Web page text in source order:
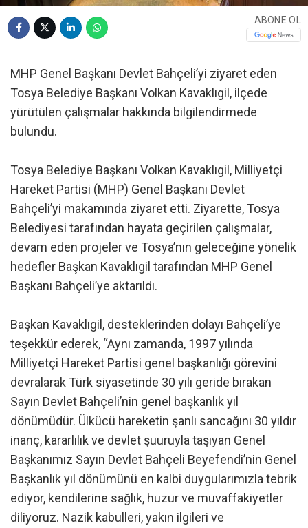
ABONE OL
MHP Genel Başkanı Devlet Bahçeli’yi ziyaret eden
Tosya Belediye Başkanı Volkan Kavaklıgil, ilçede
yürütülen çalışmalar hakkında bilgilendirmede
bulundu.
Tosya Belediye Başkanı Volkan Kavaklıgil, Milliyetçi
Hareket Partisi (MHP) Genel Başkanı Devlet
Bahçeli’yi makamında ziyaret etti. Ziyarette, Tosya
Belediyesi tarafından hayata geçirilen çalışmalar,
devam eden projeler ve Tosya’nın geleceğine yönelik
hedefler Başkan Kavaklıgil tarafından MHP Genel
Başkanı Bahçeli’ye aktarıldı.
Başkan Kavaklıgil, desteklerinden dolayı Bahçeli’ye
teşekkür ederek, “Aynı zamanda, 1997 yılında
Milliyetçi Hareket Partisi genel başkanlığı görevini
devralarak Türk siyasetinde 30 yılı geride bırakan
Sayın Devlet Bahçeli’nin genel başkanlık yıl
dönümüdür. Ülkücü hareketin şanlı sancağını 30 yıldır
inanç, kararlılık ve devlet şuuruyla taşıyan Genel
Başkanımız Sayın Devlet Bahçeli Beyefendi’nin Genel
Başkanlık yıl dönümünü en kalbi duygularımızla tebrik
ediyor, kendilerine sağlık, huzur ve muvaffakiyetler
diliyoruz. Nazik kabulleri, yakın ilgileri ve